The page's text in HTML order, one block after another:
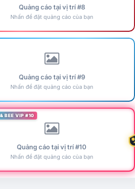
Quảng cáo tại vị trí #8
Nhấn để đặt quảng cáo của bạn
Quảng cáo tại vị trí #9
Nhấn để đặt quảng cáo của bạn
BEE VIP #10
Quảng cáo tại vị trí #10
Nhấn để đặt quảng cáo của bạn